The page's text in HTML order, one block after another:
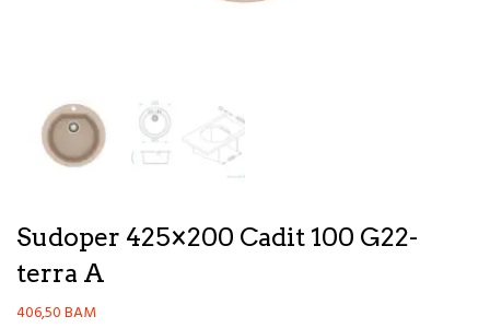
Sudoper 425×200 Cadit 100 G22-
terra A
406,50BAM